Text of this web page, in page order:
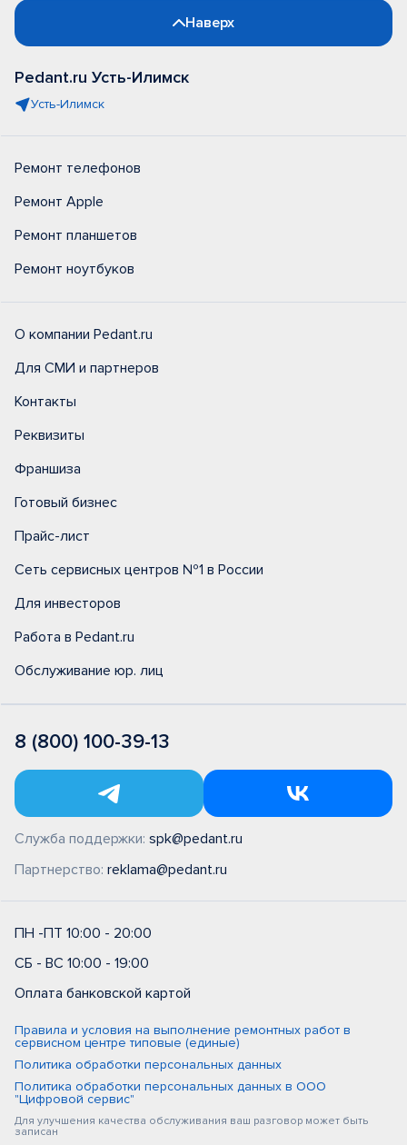
Наверх
Pedant.ru Усть-Илимск
Усть-Илимск
Ремонт телефонов
Ремонт Apple
Ремонт планшетов
Ремонт ноутбуков
О компании Pedant.ru
Для СМИ и партнеров
Контакты
Реквизиты
Франшиза
Готовый бизнес
Прайс-лист
Сеть сервисных центров №1 в России
Для инвесторов
Работа в Pedant.ru
Обслуживание юр. лиц
8 (800) 100-39-13
Служба поддержки: spk@pedant.ru
Партнерство: reklama@pedant.ru
ПН -ПТ 10:00 - 20:00
СБ - ВС 10:00 - 19:00
Оплата банковской картой
Правила и условия на выполнение ремонтных работ в
сервисном центре типовые (единые)
Политика обработки персональных данных
Политика обработки персональных данных в ООО
"Цифровой сервис"
Для улучшения качества обслуживания ваш разговор может быть
записан